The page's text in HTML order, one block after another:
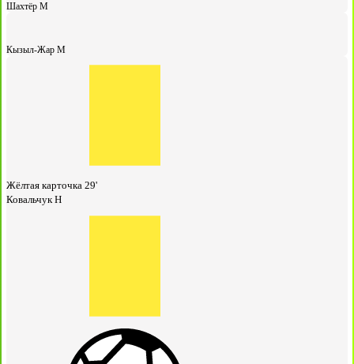
Шахтёр М
Кызыл-Жар М
Жёлтая карточка 29'
Ковальчук Н